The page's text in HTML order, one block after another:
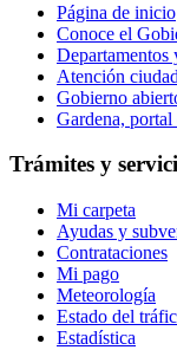
Página de inicio
Conoce el
Departamentos
Atención
Gobierno
Gardena, portal
Trámites y
Mi carpeta
Ayudas y
Contrataciones
Mi pago
Meteorología
Estado del
Estadística